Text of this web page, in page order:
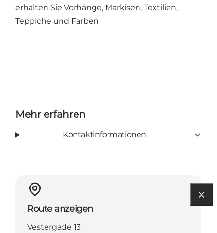
erhalten Sie Vorhänge, Markisen, Textilien,
Teppiche und Farben
Mehr erfahren
Kontaktinformationen
Route anzeigen
Vestergade 13